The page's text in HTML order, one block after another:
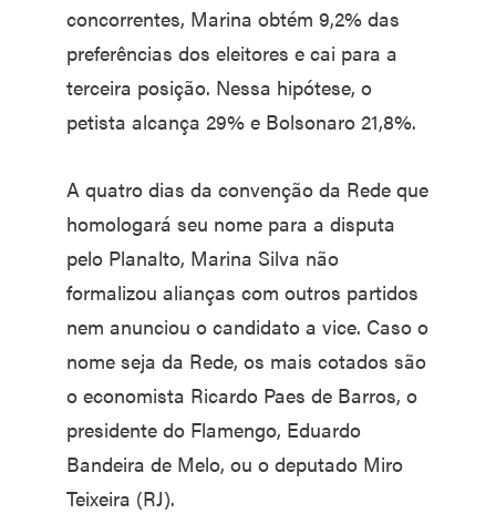
concorrentes, Marina obtém 9,2% das
preferências dos eleitores e cai para a
terceira posição. Nessa hipótese, o
petista alcança 29% e Bolsonaro 21,8%.
A quatro dias da convenção da Rede que
homologará seu nome para a disputa
pelo Planalto, Marina Silva não
formalizou alianças com outros partidos
nem anunciou o candidato a vice. Caso o
nome seja da Rede, os mais cotados são
o economista Ricardo Paes de Barros, o
presidente do Flamengo, Eduardo
Bandeira de Melo, ou o deputado Miro
Teixeira (RJ).